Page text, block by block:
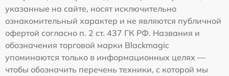
указанные на сайте, носят исключительно
ознакомительный характер и не являются публичной
офертой согласно п. 2 ст. 437 ГК РФ. Названия и
обозначения торговой марки Blackmagic
упоминаются только в информационных целях —
чтобы обозначить перечень техники, с которой мы